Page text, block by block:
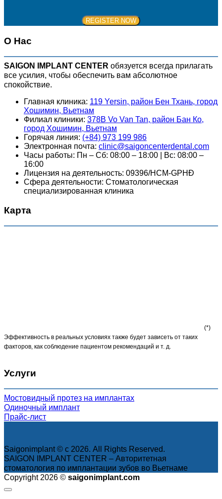
О Нас
SAIGON IMPLANT CENTER обязуется всегда прилагать
все усилия, чтобы обеспечить вам абсолютное
спокойствие.
Главная клиника: 119 Yersin, район Бен Тхань, город
Хошимин, Вьетнам
Филиал клиники: 378B Vo Van Tan, район Бан Ко,
город Хошимин, Вьетнам
Горячая линия: (+84) 973 199 986
Электронная почта: clinic@saigoncenterdental.com
Часы работы: Пн – Сб: 08:00 – 18:00 | Вс: 08:00 –
16:00
Лицензия на деятельность: 09396/HCM-GPHĐ
Сфера деятельности: Стоматологическая
специализированная клиника
Карта
(*)
Эффективность в реальных условиях также будет зависеть от таких
факторов, как соблюдение пациентом рекомендаций и т. д.
Услуги
Мостовидный протез на имплантах
Одиночный имплант
Прайс-лист
Saigonimplant © с 2026. All Rights Reserved.
SAIGON IMPLANT CENTER – Авторитетная
стоматология по имплантации зубов во Вьетнаме
Copyright 2026 © saigonimplant.com